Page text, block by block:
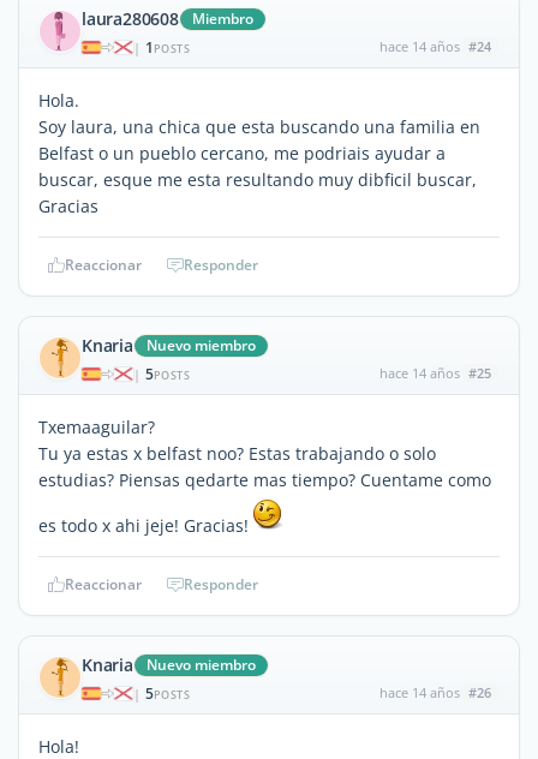
laura280608 Miembro
| 1 POSTS hace 14 años #24
Hola.
Soy laura, una chica que esta buscando una familia en
Belfast o un pueblo cercano, me podriais ayudar a
buscar, esque me esta resultando muy dibficil buscar,
Gracias
Reaccionar Responder
Knaria Nuevo miembro
| 5POSTS hace 14 años #25
Txemaaguilar?
Tu ya estas x belfast noo? Estas trabajando o solo
estudias? Piensas qedarte mas tiempo? Cuentame como
es todo x ahi jeje! Gracias!
Reaccionar Responder
Knaria Nuevo miembro
| 5POSTS hace 14 años #26
Hola!